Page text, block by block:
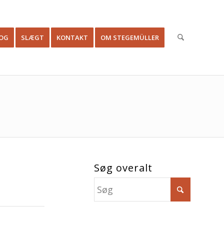
SLÆGT KONTAKT OM STEGEMÜLLER
Søg overalt